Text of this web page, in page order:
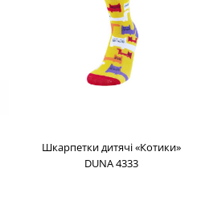
Шкарпетки дитячі «Котики»
DUNA 4333